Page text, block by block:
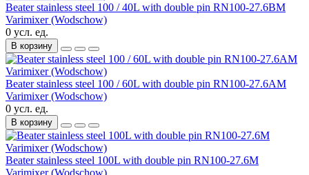
Beater stainless steel 100 / 40L with double pin RN100-27.6BM
Varimixer (Wodschow)
0 усл. ед.
В корзину
Beater stainless steel 100 / 60L with double pin RN100-27.6AM
Varimixer (Wodschow)
0 усл. ед.
В корзину
Beater stainless steel 100L with double pin RN100-27.6M
Varimixer (Wodschow)